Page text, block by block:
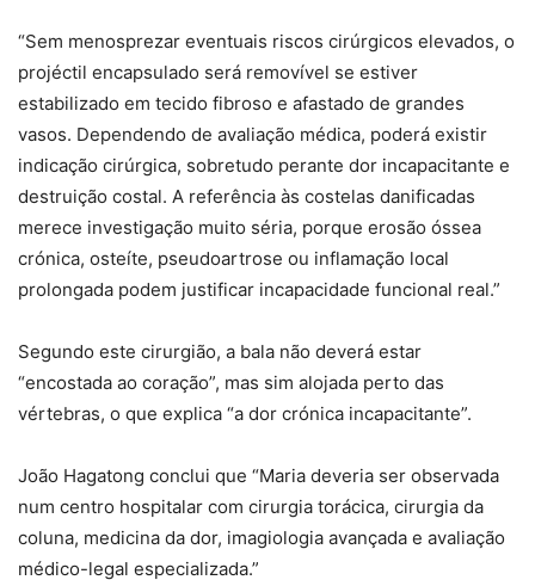
“Sem menosprezar eventuais riscos cirúrgicos elevados, o
projéctil encapsulado será removível se estiver
estabilizado em tecido fibroso e afastado de grandes
vasos. Dependendo de avaliação médica, poderá existir
indicação cirúrgica, sobretudo perante dor incapacitante e
destruição costal. A referência às costelas danificadas
merece investigação muito séria, porque erosão óssea
crónica, osteíte, pseudoartrose ou inflamação local
prolongada podem justificar incapacidade funcional real.”
Segundo este cirurgião, a bala não deverá estar
“encostada ao coração”, mas sim alojada perto das
vértebras, o que explica “a dor crónica incapacitante”.
João Hagatong conclui que “Maria deveria ser observada
num centro hospitalar com cirurgia torácica, cirurgia da
coluna, medicina da dor, imagiologia avançada e avaliação
médico-legal especializada.”